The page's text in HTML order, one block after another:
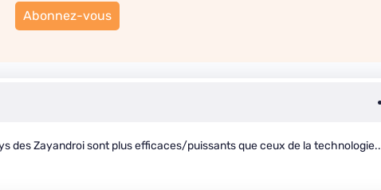
Abonnez-vous
des Zayandroi sont plus efficaces/puissants que ceux de la